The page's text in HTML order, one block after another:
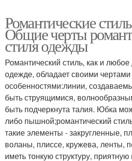
Романтические
Общие черты
стиля одежды
Романтический стиль, как и
одежде, обладает своими чертами
особенностями:линии,
быть струящимися,
быть подчеркнута талия. Юбка
либо пышной;романтический
такие элементы - закругленные,
воланы, плиссе, кружева, ленты,
иметь тонкую структуру,